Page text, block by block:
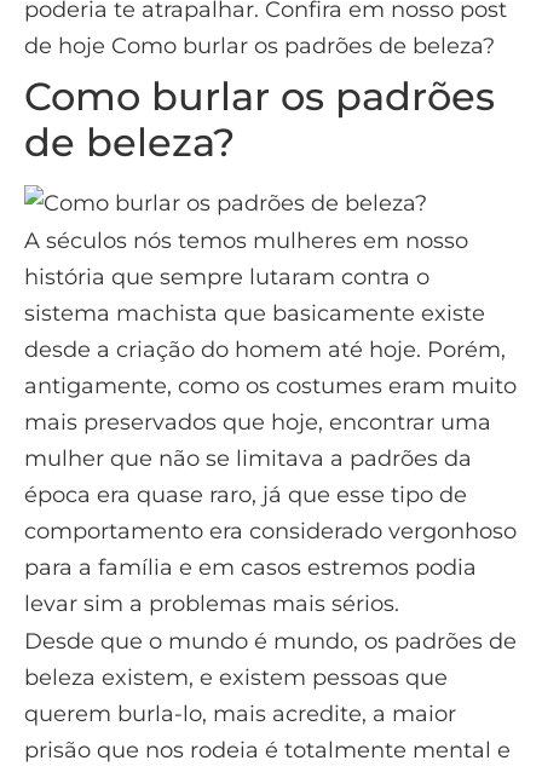
poderia te atrapalhar. Confira em nosso post
de hoje Como burlar os padrões de beleza?
Como burlar os padrões
de beleza?
A séculos nós temos mulheres em nosso
história que sempre lutaram contra o
sistema machista que basicamente existe
desde a criação do homem até hoje. Porém,
antigamente, como os costumes eram muito
mais preservados que hoje, encontrar uma
mulher que não se limitava a padrões da
época era quase raro, já que esse tipo de
comportamento era considerado vergonhoso
para a família e em casos estremos podia
levar sim a problemas mais sérios.
Desde que o mundo é mundo, os padrões de
beleza existem, e existem pessoas que
querem burla-lo, mais acredite, a maior
prisão que nos rodeia é totalmente mental e